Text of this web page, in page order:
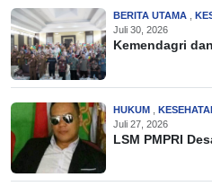
BERITA UTAMA ,
Juli 30, 2026
Kemendagri
HUKUM
Juli 27, 2026
LSM PMPRI